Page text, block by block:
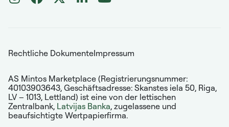
Rechtliche DokumenteImpressum
AS Mintos Marketplace (Registrierungsnummer:
40103903643, Geschäftsadresse: Skanstes iela 50, Riga,
LV – 1013, Lettland) ist eine von der lettischen
Zentralbank, Latvijas Banka, zugelassene und
beaufsichtigte Wertpapierfirma.